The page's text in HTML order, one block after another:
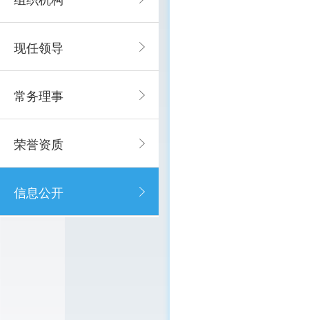
现任领导
常务理事
荣誉资质
信息公开